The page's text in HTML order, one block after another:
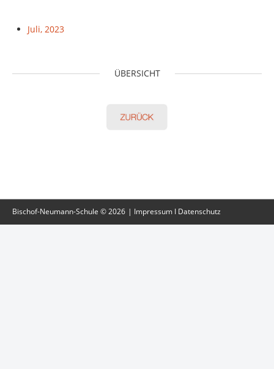
Juli, 2023
ÜBERSICHT
Bischof-Neumann-Schule ©2026 Impressum I Datenschutz